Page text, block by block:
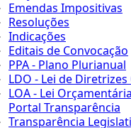
Emendas Impositivas
Resoluções
Indicações
Editais de Convocação
PPA - Plano Plurianual
LDO - Lei de
LOA - Lei
Portal Transparência
Transparência